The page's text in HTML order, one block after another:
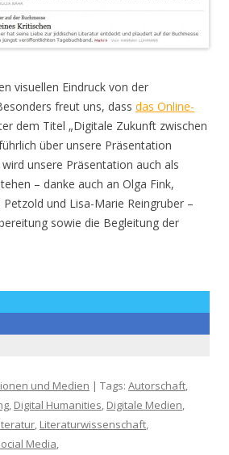
visuellen Eindruck von der
freut uns, dass das Online-
dem Titel „Digitale Zukunft zwischen
über unsere Präsentation
unsere Präsentation auch als
– danke auch an Olga Fink,
Petzold und Lisa-Marie Reingruber –
sowie die Begleitung der
und Medien | Tags: Autorschaft,
, Digital Humanities, Digitale Medien,
, Literaturwissenschaft,
Media,